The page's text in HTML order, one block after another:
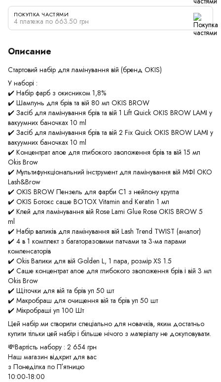
ПОКУПКА ЧАСТЯМИ
4 платежа по 663.50 грн
Описание
Стартовий набір для ламінування вій (бренд OKIS)
У наборі :
✔️ Набір фарб з окисником 1,8%
✔️ Шампунь для брів та вій 80 мл OKIS BROW
✔️ Засіб для ламінування брів та вій 1 Lift Quick OKIS BROW LAMI у
вакуумних баночках 10 ml
✔️ Засіб для ламінування брів та вій 2 Fix Quick OKIS BROW LAMI у
вакуумних баночках 10 ml
✔️ Концентрат алое для глибокого зволоження брів та вій 15 мл
Okis Brow
✔️ Мультифункціональний інструмент для ламінування вій МФІ OKO
Lash&Brow
✔️ OKIS BROW Пензель для фарби C1 з нейлону кругла
✔️ OKIS Ботокс саше BOTOX Vitamin and Keratin 1 мл
✔️ Клей для ламінування вій Rose Lami Glue Rose OKIS BROW 5
ml
✔️ Набір валиків для ламінування вій Lash Trend TWIST (аналог)
✔️ 4 в 1 комплект з багаторазовими патчами та 3-ма парами
компенсаторів
✔️ Okis Валики для вій Golden L, 1 пара, розмір XS 1.5
✔️ Саше концентрат алое для глибокого зволоження брів і вій 3 мл
Okis Brow
✔️ Щіточки для вій та брів уп 50 шт
✔️ Макробраш для очищення вій та брів уп 50 шт
✔️ Мікробраші уп 100 Шт
Цей набір ми створили спеціально для новачків, яким достатньо
купити тільки цей набір і більше нічого з матеріалу не докуповувати.
💸Вартість набору : 2 654 грн
Наш магазин відкрит для вас
з Понеділка по Пʼятницю
10:00-18:00